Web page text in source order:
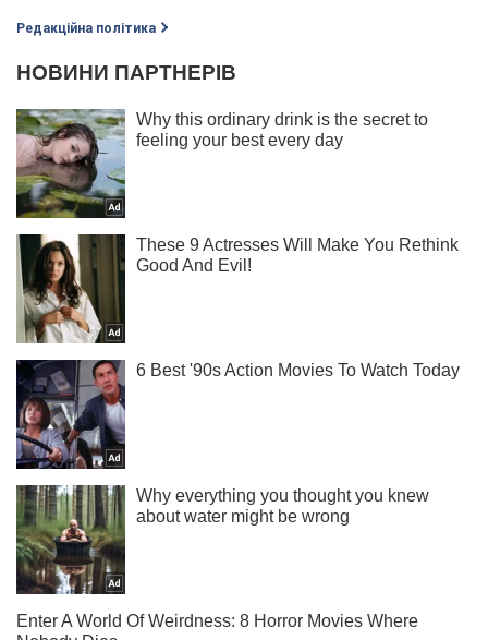
Редакційна політика